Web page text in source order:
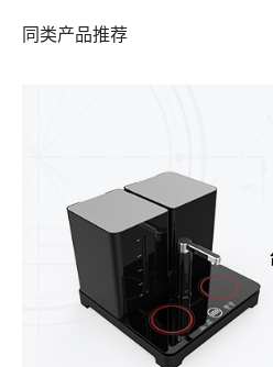
同类产品推荐